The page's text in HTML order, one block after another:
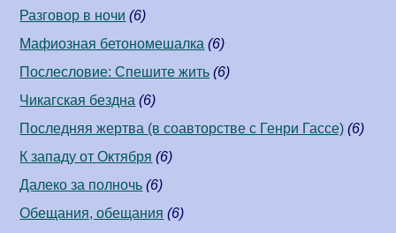
Разговор в ночи (6)
Мафиозная бетономешалка (6)
Послесловие: Спешите жить (6)
Чикагская бездна (6)
Последняя жертва (в соавторстве c Генри Гассе) (6)
К западу от Октября (6)
Далеко за полночь (6)
Обещания, обещания (6)